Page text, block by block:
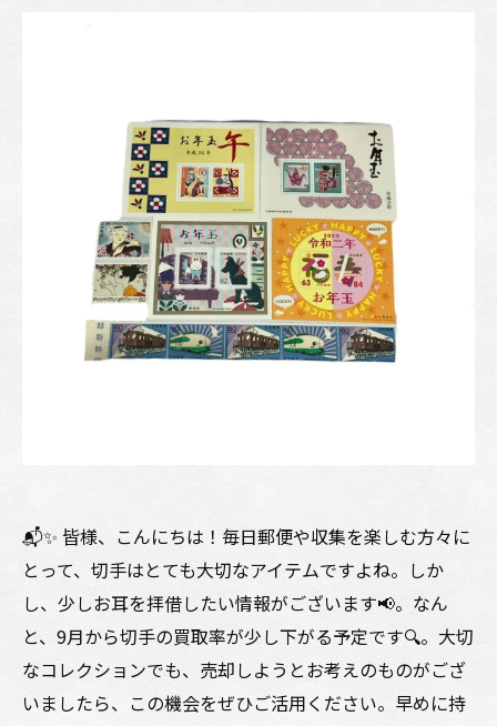
📬✨ 皆様、こんにちは！毎日郵便や収集を楽しむ方々に
とって、切手はとても大切なアイテムですよね。しか
し、少しお耳を拝借したい情報がございます📢。なん
と、9月から切手の買取率が少し下がる予定です🔍。大切
なコレクションでも、売却しようとお考えのものがござ
いましたら、この機会をぜひご活用ください。早めに持